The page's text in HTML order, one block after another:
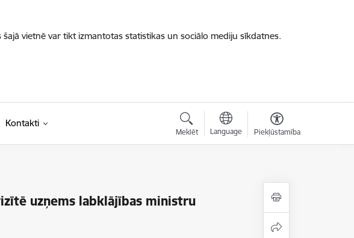
vietnē var tikt izmantotas statistikas un sociālo mediju sīkdatnes.
Kontakti
Meklēt Language Piekļūstamība
uzņems labklājības ministru